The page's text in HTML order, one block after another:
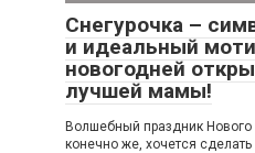
Снегурочка –
и идеальный
новогодней
лучшей мамы!
Волшебный праздник Нового
конечно же, хочется сделать